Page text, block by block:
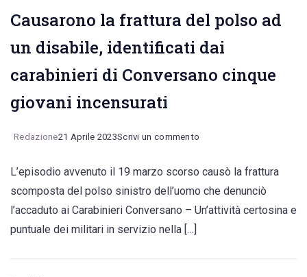
Causarono la frattura del polso ad
un disabile, identificati dai
carabinieri di Conversano cinque
giovani incensurati
Redazione21 Aprile 2023Scrivi un commento
la
frattura
ad
L’episodio avvenuto il 19 marzo scorso causò la frattura
scomposta del polso sinistro dell’uomo che denunciò
l’accaduto ai Carabinieri Conversano – Un’attività certosina e
puntuale dei militari in servizio nella […]